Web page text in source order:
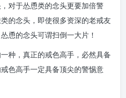
对于怂恿类的念头更要加倍警
的念头，即使很多资深的老戒友
恿的念头可谓扫倒一大片！
种，真正的戒色高手，必然具备
色高手一定具备顶尖的警惕意